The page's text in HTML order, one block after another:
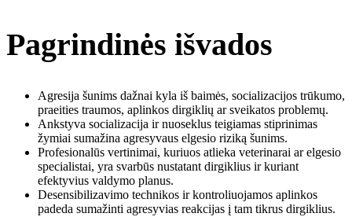
Pagrindinės išvados
Agresija šunims dažnai kyla iš baimės, socializacijos trūkumo,
praeities traumos, aplinkos dirgiklių ar sveikatos problemų.
Ankstyva socializacija ir nuoseklus teigiamas stiprinimas
žymiai sumažina agresyvaus elgesio riziką šunims.
Profesionalūs vertinimai, kuriuos atlieka veterinarai ar elgesio
specialistai, yra svarbūs nustatant dirgiklius ir kuriant
efektyvius valdymo planus.
Desensibilizavimo technikos ir kontroliuojamos aplinkos
padeda sumažinti agresyvias reakcijas į tam tikrus dirgiklius.